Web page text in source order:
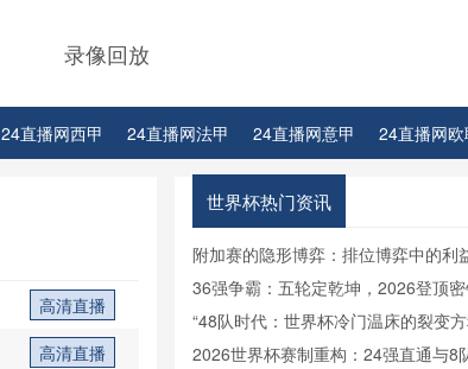
录像回放
24直播网西甲 24直播网法甲 24直播网意甲 24直播网
高清直播
高清直播
世界杯热门资讯
附加赛的隐形博弈：排位博弈中的利
阱
36强争霸：五轮定乾坤，2026登顶
“48队时代：世界杯冷门温床的裂
小组赛爆种机制与秩序重塑”
2026世界杯赛制重构：24强直通与8